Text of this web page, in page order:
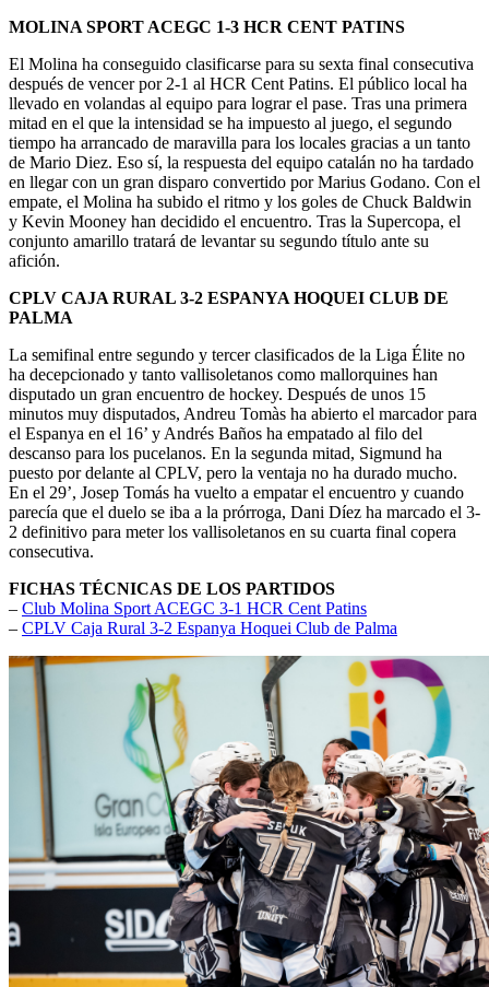
MOLINA SPORT ACEGC 1-3 HCR CENT PATINS
El Molina ha conseguido clasificarse para su sexta final consecutiva
después de vencer por 2-1 al HCR Cent Patins. El público local ha
llevado en volandas al equipo para lograr el pase. Tras una primera
mitad en el que la intensidad se ha impuesto al juego, el segundo
tiempo ha arrancado de maravilla para los locales gracias a un tanto
de Mario Diez. Eso sí, la respuesta del equipo catalán no ha tardado
en llegar con un gran disparo convertido por Marius Godano. Con el
empate, el Molina ha subido el ritmo y los goles de Chuck Baldwin
y Kevin Mooney han decidido el encuentro. Tras la Supercopa, el
conjunto amarillo tratará de levantar su segundo título ante su
afición.
CPLV CAJA RURAL 3-2 ESPANYA HOQUEI CLUB DE
PALMA
La semifinal entre segundo y tercer clasificados de la Liga Élite no
ha decepcionado y tanto vallisoletanos como mallorquines han
disputado un gran encuentro de hockey. Después de unos 15
minutos muy disputados, Andreu Tomàs ha abierto el marcador para
el Espanya en el 16’ y Andrés Baños ha empatado al filo del
descanso para los pucelanos. En la segunda mitad, Sigmund ha
puesto por delante al CPLV, pero la ventaja no ha durado mucho.
En el 29’, Josep Tomás ha vuelto a empatar el encuentro y cuando
parecía que el duelo se iba a la prórroga, Dani Díez ha marcado el 3-
2 definitivo para meter los vallisoletanos en su cuarta final copera
consecutiva.
FICHAS TÉCNICAS DE LOS PARTIDOS
– Club Molina Sport ACEGC 3-1 HCR Cent Patins
– CPLV Caja Rural 3-2 Espanya Hoquei Club de Palma